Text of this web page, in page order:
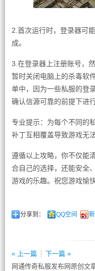
2.首次运行时，登录器可
成。
3.在登录器上注册账号，
暂时关闭电脑上的杀毒软
单中，因为一些私服的登
确认信源可靠的前提下进行
专业提示：为每个不同的
补丁互相覆盖导致游戏无
遵循以上攻略，你不仅能
合自己的选择，还能安全
游戏的乐趣。祝您游戏愉快
分享到： QQ空间
« 上一篇
下一篇 »
网通传奇私服发布网原创文